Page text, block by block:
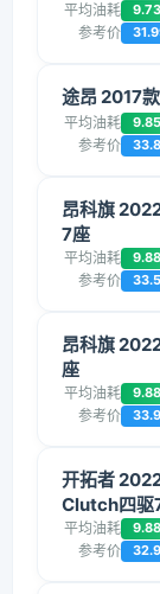
平均油耗 9.73
参考价
途昂 2017
平均油耗 9.85
参考价
昂科旗
7座
平均油耗 9.88
参考价
昂科旗
座
平均油耗 9.88
参考价
开拓者
Clutch四驱
平均油耗 9.88
参考价